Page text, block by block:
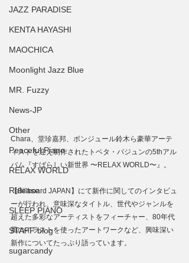
JAZZ PARADISE
KENTA HAYASHI
MAOCHICA
Moonlight Jazz Blue
MR. Fuzzy
News-JP
Other
Peaceful Piano
RELAX WORLD
Release
SLEEP PIANO
STAFF blog
sugarcandy
Chara、堂珍嘉邦、ボンジュール鈴木ら豪華アーテ
ィストを迎え制作されたトベタ・バジュンの5thアル
バム『すばらしい新世界 〜RELAX WORLD〜』。
【Billboard JAPAN】にて新作に関してのインタビュ
ーが行われ、意味深なタイトル、世代やジャンルを
超えた多彩なアーティストをフィーチャー、80年代
風のイラストを使ったアートワークなど、興味深い
新作についてたっぷり語っています。